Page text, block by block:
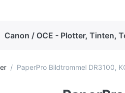
Canon / OCE - Plotter, Tinten,
PaperPro Bildtrommel DR3100,